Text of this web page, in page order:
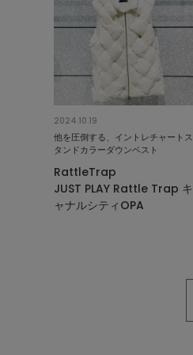
2024.10.19
他を圧倒する、イントレチャートス
タンドカラーダウンベスト
RattleTrap
JUST PLAY Rattle Trap キ
ャナルシティOPA